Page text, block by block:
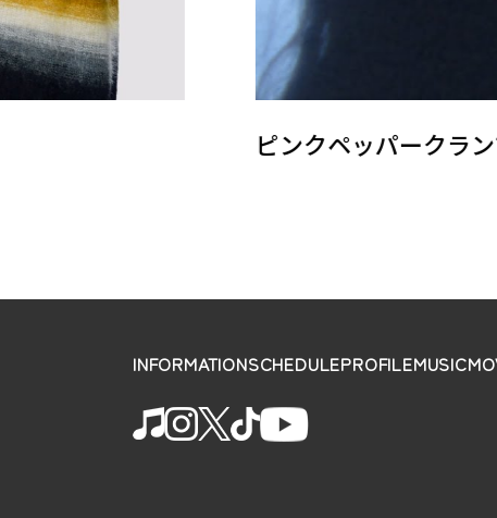
ピンクペッパークラ
INFORMATIONSCHEDULEPROFILEMUSIC